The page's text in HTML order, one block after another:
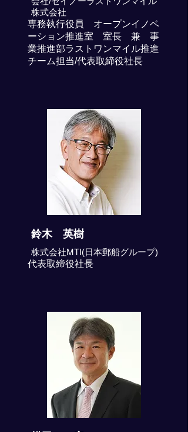
株式会社
専務執行役員 オープンイノベ
ーション推進室 室長 兼 事
業推進部ラストワンマイル推進
チーム担当/代表取締役社長
鈴木 英樹
株式会社MTI(日本郵船グループ)
代表取締役社長